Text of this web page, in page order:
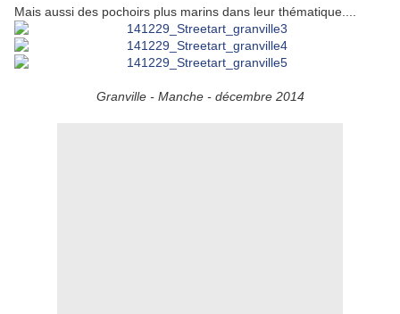
Mais aussi des pochoirs plus marins dans leur thématique....
Granville - Manche - décembre 2014